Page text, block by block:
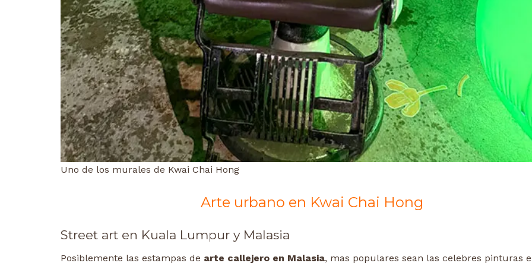
Uno de los murales de Kwai Chai Hong
Arte urbano en Kwai Chai Hong
Street art en Kuala Lumpur y Malasia
Posiblemente las estampas de arte callejero en Malasia, mas populares sean las celebres pinturas